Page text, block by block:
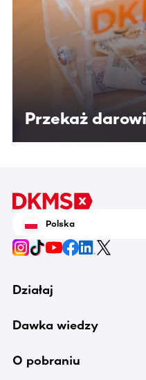
Przekaż
Polska
Działaj
Dawka wiedzy
O pobraniu